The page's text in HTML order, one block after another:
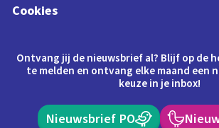
Cookies
Ontvang jij de nieuwsbrief al? Blijf op de
te melden en ontvang elke maand een
keuze in je inbox!
Nieuwsbrief PO